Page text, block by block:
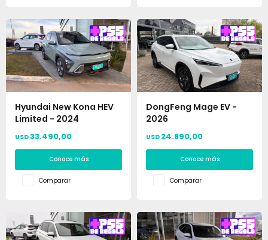
Hyundai New Kona HEV
Limited - 2024
USD33.490,00
Conoce más
Comparar
DongFeng Mage EV -
2026
USD 24.890,00
Conoce más
Comparar